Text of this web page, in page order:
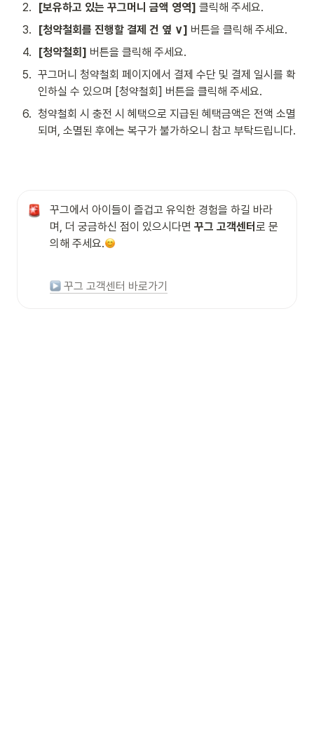
2. [보유하고 있는 꾸그머니 금액 영역] 클릭해 주세요.
3. [청약철회를 진행할 결제 건 옆 ∨] 버튼을 클릭해 주세요.
4. [청약철회] 버튼을 클릭해 주세요.
5. 꾸그머니 청약철회 페이지에서 결제 수단 및 결제 일시를 확
인하실 수 있으며 [청약철회] 버튼을 클릭해 주세요.
6. 청약철회 시 충전 시 혜택으로 지급된 혜택금액은 전액 소멸
꾸그에서 아이들이 즐겁고 유익한 경험을 하길 바라
며, 더 궁금하신 점이 있으시다면 꾸그 고객센터 로 문
의해 주세요.
꾸그 고객센터 바로가기